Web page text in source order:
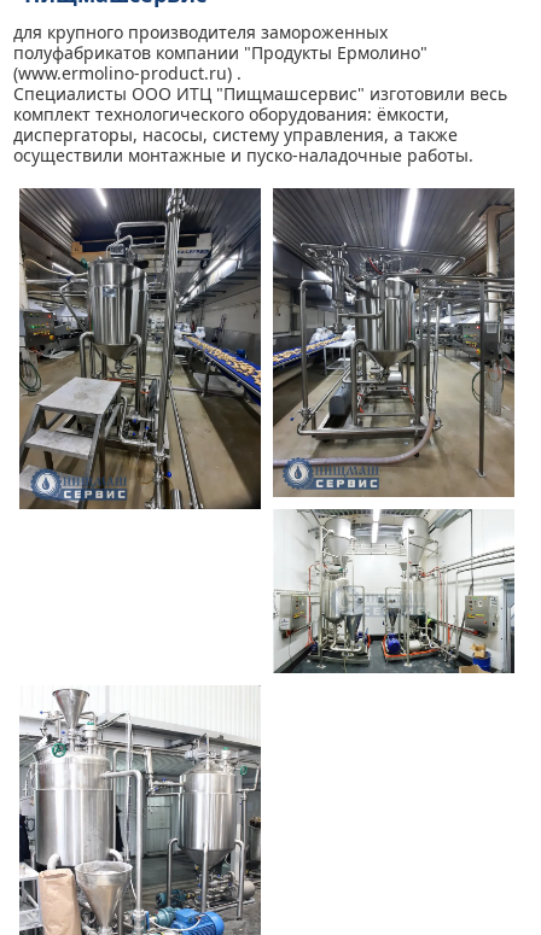
для крупного производителя замороженных
полуфабрикатов компании "Продукты Ермолино"
(www.ermolino-product.ru) .
Специалисты ООО ИТЦ "Пищмашсервис" изготовили весь
комплект технологического оборудования: ёмкости,
диспергаторы, насосы, систему управления, а также
осуществили монтажные и пуско-наладочные работы.